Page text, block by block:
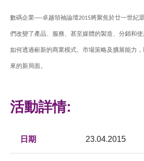
科技分享
會籍
數碼企業—卓越領袖論壇2015將聚焦於廿一世紀
們改變了產品、服務、甚至媒體的製造、分銷和
如何透過嶄新的商業模式、市場策略及擴展能力
來的新局面。
活動詳情:
日期 23.04.2015